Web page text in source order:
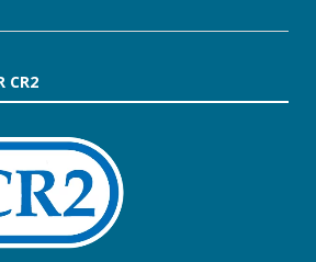
CR2